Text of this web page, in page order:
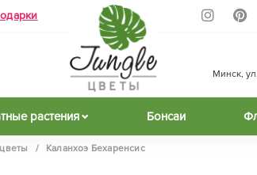
Минск,
растения Бонсаи
/ Каланхоэ Бехаренсис